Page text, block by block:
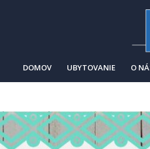
DOMOV UBYTOVANIE O